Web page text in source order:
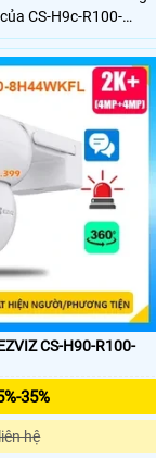
CS-H9c-R100-
với nhau để bảo vệ
được hiệu quả tương
CS-H90-R100-
35%
hệ